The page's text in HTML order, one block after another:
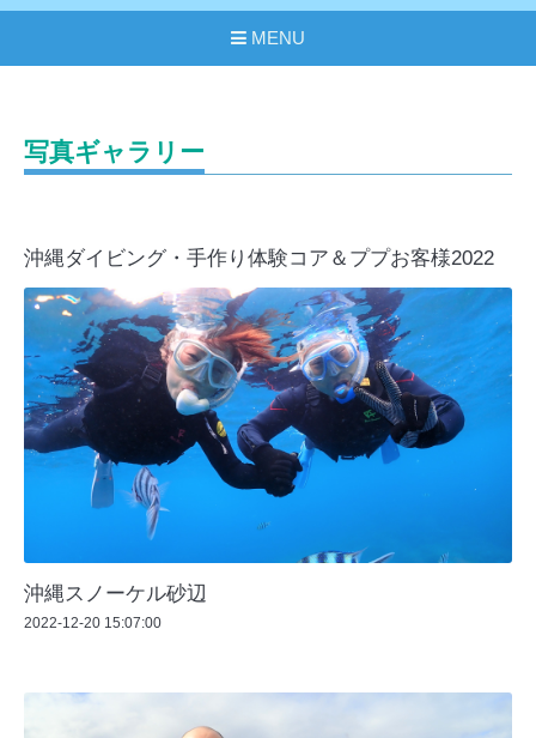
MENU
写真ギャラリー
沖縄ダイビング・手作り体験コア＆ププお客様2022
沖縄スノーケル砂辺
2022-12-20 15:07:00